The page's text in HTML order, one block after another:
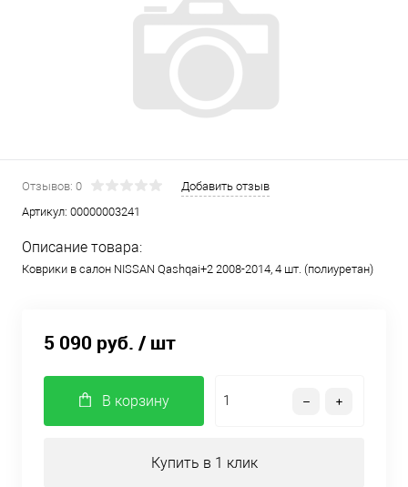
Отзывов: 0
Добавить отзыв
Артикул: 00000003241
Описание товара:
Коврики в салон NISSAN Qashqai+2 2008-2014, 4 шт. (полиуретан)
5 090 руб. / шт
В корзину
Купить в 1 клик